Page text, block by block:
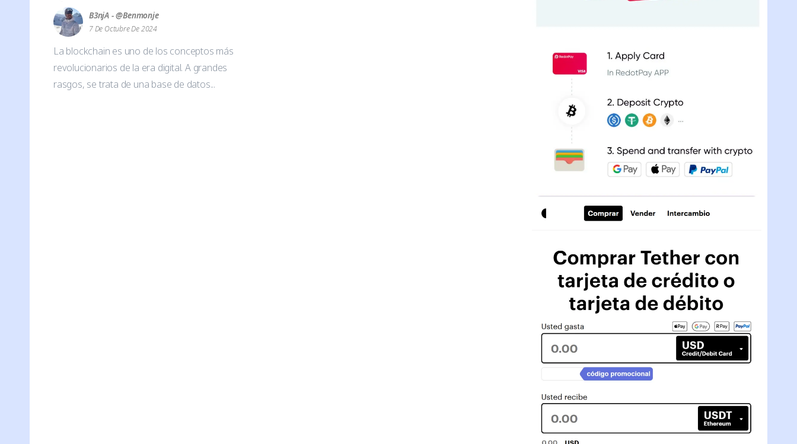
B3njA - @benmonje
7 De Octubre De 2024
La blockchain es uno de los conceptos más
revolucionarios de la era digital. A grandes
rasgos, se trata de una base de datos...